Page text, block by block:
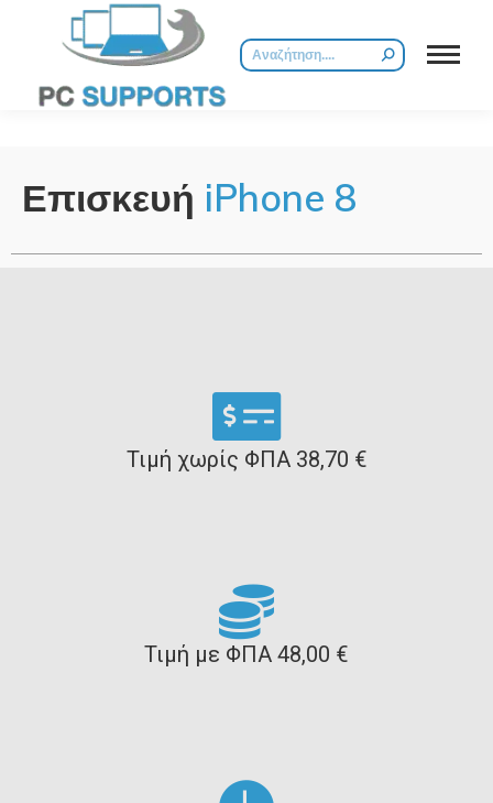
Επισκευή iPhone 8
Τιμή χωρίς ΦΠΑ 38,70 €
Τιμή με ΦΠΑ 48,00 €